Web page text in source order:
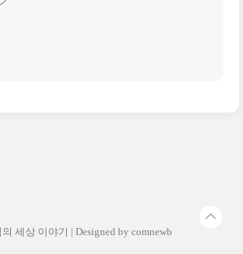
세상 이야기 | Designed by comnewb